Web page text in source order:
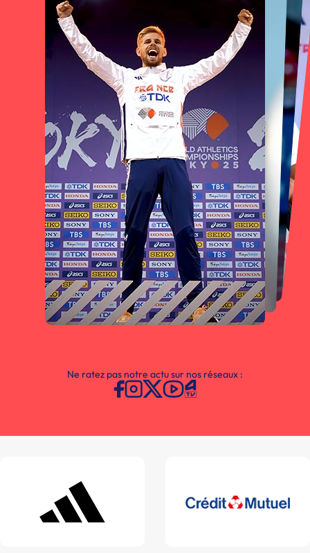
Ne ratez pas notre actu sur nos réseaux :